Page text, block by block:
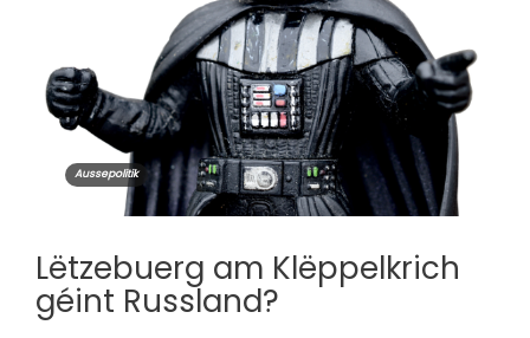
Aussepolitik
Lëtzebuerg am Klëppelkrich
géint Russland?